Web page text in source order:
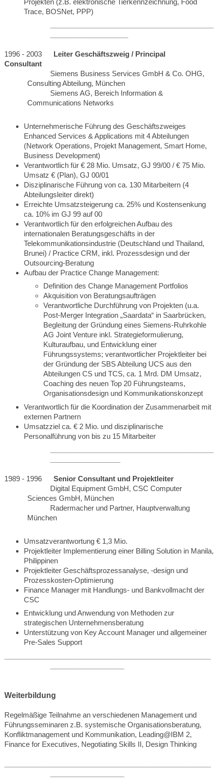
Trace, BOSNet, PPP)
1996 - 2003Leiter Geschäftszweig / Principal
Consultant
Siemens Business Services GmbH & Co. OHG,
Consulting Abteilung, München
Siemens AG, Bereich Information &
Communications Networks
Unternehmerische Führung des Geschäftszweiges
Enhanced Services & Applications mit 4 Abteilungen
(Network Operations, Projekt Management, Smart Home,
Business Development)
Verantwortlich für € 28 Mio. Umsatz, GJ 99/00 / € 75 Mio.
Umsatz € (Plan), GJ 00/01
Disziplinarische Führung von ca. 130 Mitarbeitern (4
Abteilungsleiter direkt)
Erreichte Umsatzsteigerung ca. 25% und Kostensenkung
ca. 10% im GJ 99 auf 00
Verantwortlich für den erfolgreichen Aufbau des
internationalen Beratungsgeschäfts in der
Telekommunikationsindustrie (Deutschland und Thailand,
Brunei) / Practice CRM, inkl. Prozessdesign und der
Outsourcing-Beratung
Aufbau der Practice Change Management:
Definition des Change Management Portfolios
Akquisition von Beratungsaufträgen
Verantwortliche Durchführung von Projekten (u.a.
Post-Merger Integration „Saardata“ in Saarbrücken,
Begleitung der Gründung eines Siemens-Ruhrkohle
AG Joint Venture inkl. Strategieformulierung,
Kulturaufbau, und Entwicklung einer
Führungssystems; verantwortlicher Projektleiter bei
der Gründung der SBS Abteilung UCS aus den
Abteilungen CS und TCS, ca. 1 Mrd. DM Umsatz,
Coaching des neuen Top 20 Führungsteams,
Organisationsdesign und Kommunikationskonzept
Verantwortlich für die Koordination der Zusammenarbeit mit
externen Partnern
Umsatzziel ca. € 2 Mio. und disziplinarische
Personalführung von bis zu 15 Mitarbeiter
1989 - 1996Senior Consultant und Projektleiter
Digital Equipment GmbH, CSC Computer
Sciences GmbH, München
Radermacher und Partner, Hauptverwaltung
München
Umsatzverantwortung € 1,3 Mio.
Projektleiter Implementierung einer Billing Solution in Manila,
Philippinen
Projektleiter Geschäftsprozessanalyse, -design und
Prozesskosten-Optimierung
Finance Manager mit Handlungs- und Bankvollmacht der
CSC
Entwicklung und Anwendung von Methoden zur
strategischen Unternehmensberatung
Unterstützung von Key Account Manager und allgemeiner
Pre-Sales Support
Weiterbildung
Regelmäßige Teilnahme an verschiedenen Management und
Führungsseminaren z.B. systemische Organisationsberatung,
Konfliktmanagement und Kommunikation, Leading@IBM 2,
Finance for Executives, Negotiating Skills II, Design Thinking